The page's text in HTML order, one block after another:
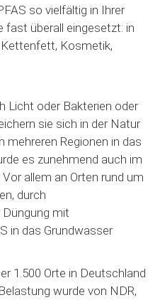
so vielfältig in Ihrer
fast überall eingesetzt: in
Kosmetik,
Licht oder Bakterien oder
sie sich in der Natur
mehreren Regionen in das
es zunehmend auch im
allem an Orten rund um
durch
mit
in das Grundwasser
1.500 Orte in Deutschland
wurde von NDR,